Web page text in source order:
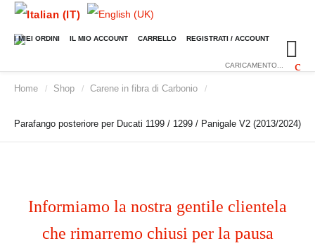
I MIEI ORDINI IL MIO ACCOUNT CARRELLO REGISTRATI / ACCOUNT
CARICAMENTO...
Home / Shop / Carene in fibra di Carbonio /
Parafango posteriore per Ducati 1199 / 1299 / Panigale V2 (2013/2024)
Informiamo la nostra gentile clientela
che rimarremo chiusi per la pausa